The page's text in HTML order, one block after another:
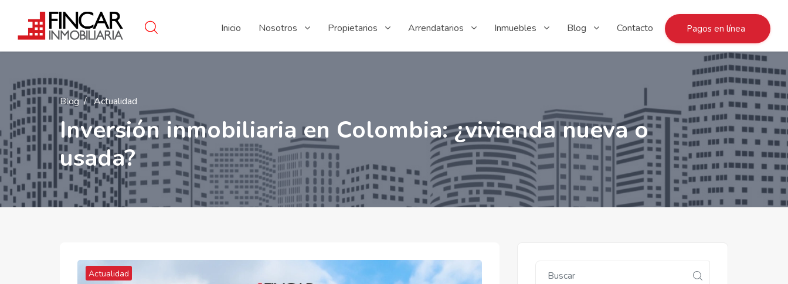
Inicio Nosotros Propietarios Arrendatarios Inmuebles Blog Contacto Pagos en línea
Blog Actualidad
Inversión inmobiliaria en Colombia: ¿vivienda nueva o
usada?
Actualidad